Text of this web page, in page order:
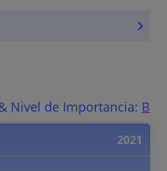
Nivel de Importancia: B
2021